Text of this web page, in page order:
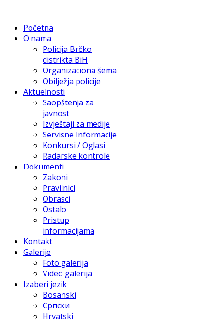
Početna
O nama
Policija Brčko
distrikta BiH
Organizaciona šema
Obilježja policije
Aktuelnosti
Saopštenja za
javnost
Izvještaji za medije
Servisne Informacije
Konkursi / Oglasi
Radarske kontrole
Dokumenti
Zakoni
Pravilnici
Obrasci
Ostalo
Pristup
informacijama
Kontakt
Galerije
Foto galerija
Video galerija
Izaberi jezik
Bosanski
Српски
Hrvatski